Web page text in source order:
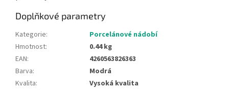
Doplňkové parametry
Kategorie:
Porcelánové nádobí
Hmotnost:
0.44 kg
EAN:
4260563826363
Barva:
Modrá
Kvalita:
Vysoká kvalita